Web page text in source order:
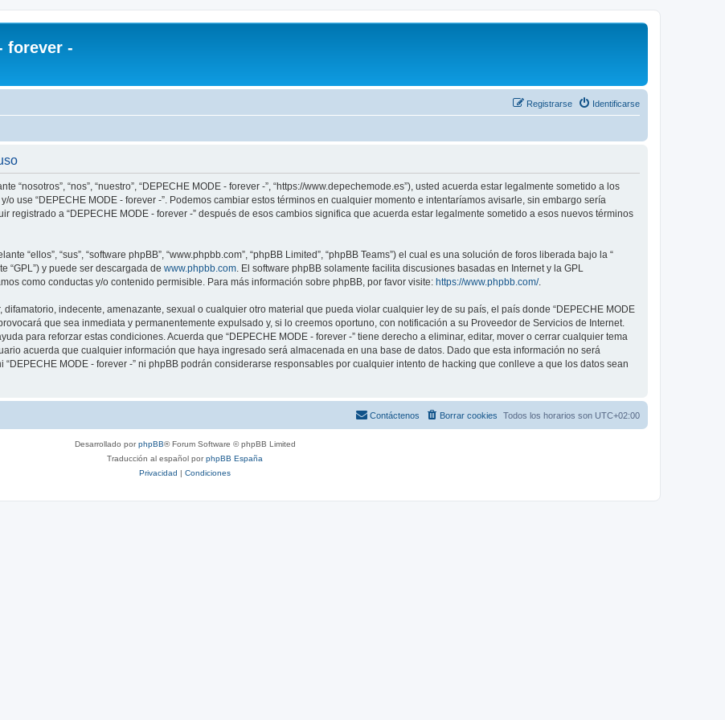
forever -
Identificarse
Registrarse
“nosotros”, “nos”, “nuestro”, “DEPECHE MODE - forever -”, “https://www.depechemode.es”), usted acuerda estar legalmente sometido a los
use “DEPECHE MODE - forever -”. Podemos cambiar estos términos en cualquier momento e intentaríamos avisarle, sin embargo sería
registrado a “DEPECHE MODE - forever -” después de esos cambios significa que acuerda estar legalmente sometido a esos nuevos términos
“ellos”, “sus”, “software phpBB”, “www.phpbb.com”, “phpBB Limited”, “phpBB Teams”) el cual es una solución de foros liberada bajo la “
“GPL”) y puede ser descargada de www.phpbb.com . El software phpBB solamente facilita discusiones basadas en Internet y la GPL
como conductas y/o contenido permisible. Para más información sobre phpBB, por favor visite: https://www.phpbb.com/.
indecente, amenazante, sexual o cualquier otro material que pueda violar cualquier ley de su país, el país donde “DEPECHE MODE
que sea inmediata y permanentemente expulsado y, si lo creemos oportuno, con notificación a su Proveedor de Servicios de Internet.
para reforzar estas condiciones. Acuerda que “DEPECHE MODE - forever -” tiene derecho a eliminar, editar, mover o cerrar cualquier tema
acuerda que cualquier información que haya ingresado será almacenada en una base de datos. Dado que esta información no será
MODE - forever -” ni phpBB podrán considerarse responsables por cualquier intento de hacking que conlleve a que los datos sean
Todos los horarios son UTC+02:00
Borrar cookies
Contáctenos
Desarrollado porphpBB® Forum Software © phpBB Limited
Traducción al español porphpBB España
Privacidad | Condiciones